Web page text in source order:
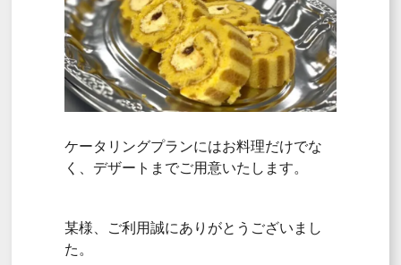
ケータリングプランにはお料理だけでな
く、デザートまでご用意いたします。
某様、ご利用誠にありがとうございまし
た。